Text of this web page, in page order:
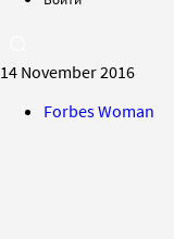
14 November 2016
Forbes Woman